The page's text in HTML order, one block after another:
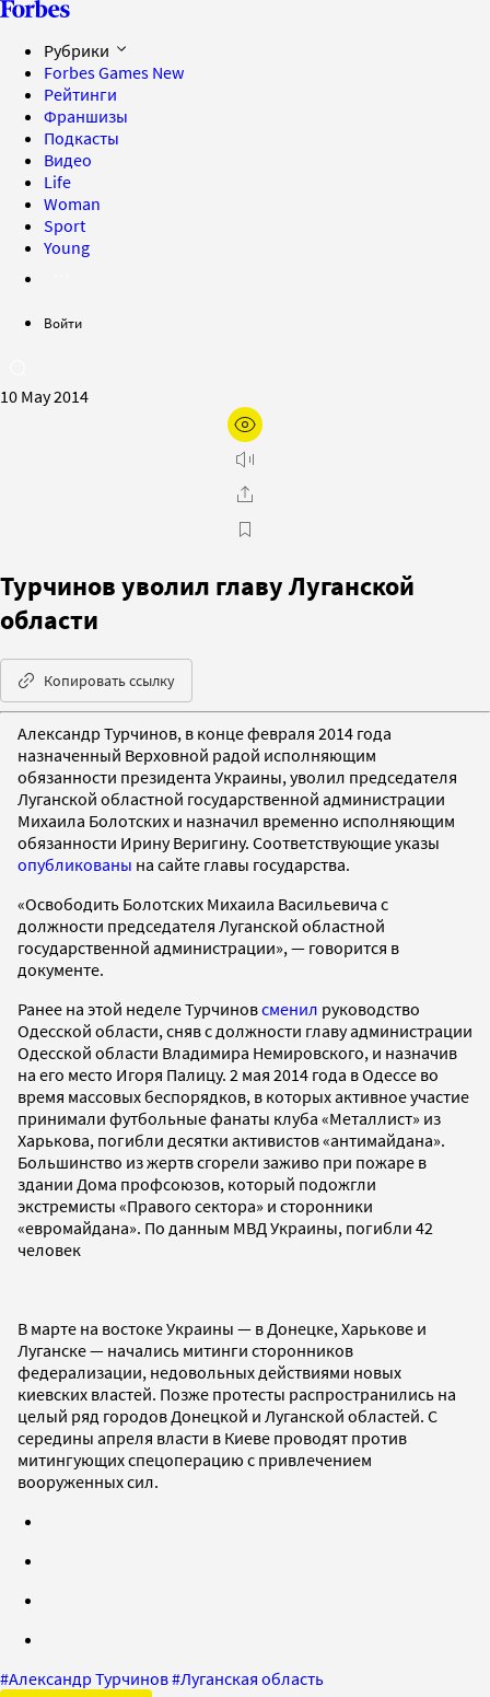
Рубрики
Forbes Games New
Рейтинги
Франшизы
Подкасты
Видео
Life
Woman
Sport
Young
Войти
10 May 2014
Турчинов уволил главу Луганской
области
Копировать ссылку
Александр Турчинов, в конце февраля 2014 года
назначенный Верховной радой исполняющим
обязанности президента Украины, уволил председателя
Луганской областной государственной администрации
Михаила Болотских и назначил временно исполняющим
обязанности Ирину Веригину. Соответствующие указы
опубликованы на сайте главы государства.
«Освободить Болотских Михаила Васильевича с
должности председателя Луганской областной
государственной администрации», — говорится в
документе.
Ранее на этой неделе Турчиновсменил руководство
Одесской области, сняв с должности главу администрации
Одесской области Владимира Немировского, и назначив
на его место Игоря Палицу. 2 мая 2014 года в Одессе во
время массовых беспорядков, в которых активное участие
принимали футбольные фанаты клуба «Металлист» из
Харькова, погибли десятки активистов «антимайдана».
Большинство из жертв сгорели заживо при пожаре в
здании Дома профсоюзов, который подожгли
экстремисты «Правого сектора» и сторонники
«евромайдана». По данным МВД Украины, погибли 42
человек
В марте на востоке Украины — в Донецке, Харькове и
Луганске — начались митинги сторонников
федерализации, недовольных действиями новых
киевских властей. Позже протесты распространились на
целый ряд городов Донецкой и Луганской областей. С
середины апреля власти в Киеве проводят против
митингующих спецоперацию с привлечением
вооруженных сил.
#Александр Турчинов#Луганская область